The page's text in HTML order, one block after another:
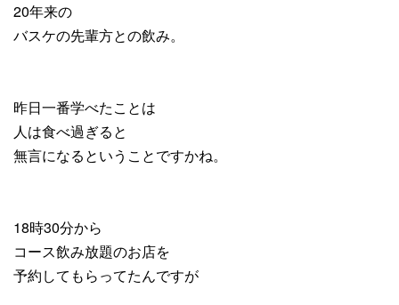
20年来の
バスケの先輩方との飲み。
昨日一番学べたことは
人は食べ過ぎると
無言になるということですかね。
18時30分から
コース飲み放題のお店を
予約してもらってたんですが